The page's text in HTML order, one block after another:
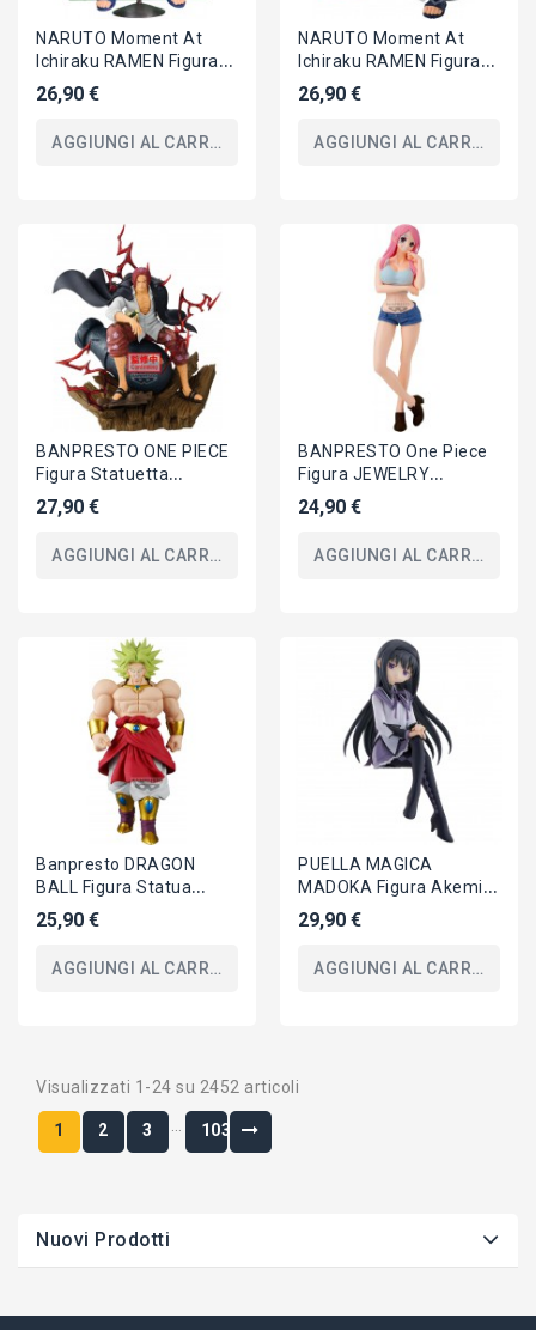
NARUTO Moment At
Ichiraku RAMEN Figura
11cm Uzumaki Serie 72
Vol16 Banpresto
26,90 €
AGGIUNGI AL CARRELLO
NARUTO Moment At
Ichiraku RAMEN Figura
13cm IRUKA UMINO
Serie 72 Vol16
26,90 €
AGGIUNGI AL CARRELLO
BANPRESTO ONE PIECE
Figura Statuetta
SHANKS 24cm Serie
THEORAMA SOUL
27,90 €
AGGIUNGI AL CARRELLO
BANPRESTO One Piece
Figura JEWELRY
BONNEY II 22cm Serie
GLITTER GLAMOURS
24,90 €
AGGIUNGI AL CARRELLO
Banpresto DRAGON
BALL Figura Statua
22cm BROLY Super
Saiyan SOLID EDGE II
25,90 €
AGGIUNGI AL CARRELLO
PUELLA MAGICA
MADOKA Figura Akemi
Homura 19cm Ribellione
BANPRESTO Originale
29,90 €
AGGIUNGI AL CARRELLO
Visualizzati 1-24 su 2452 articoli
1 2 3 103
Nuovi Prodotti